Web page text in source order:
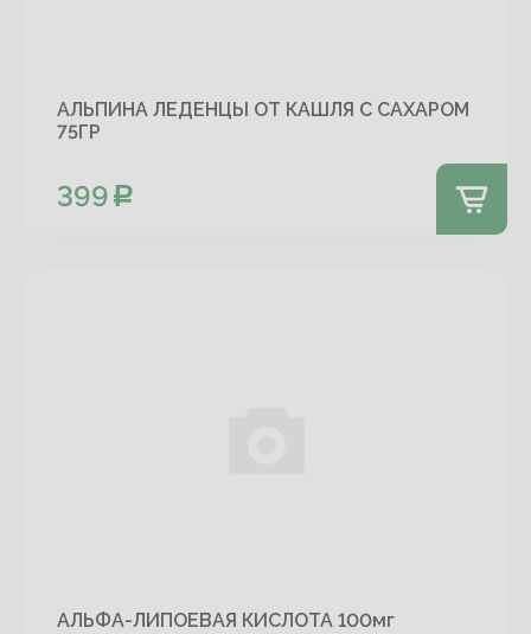
АЛЬПИНА ЛЕДЕНЦЫ ОТ КАШЛЯ С САХАРОМ
75ГР
399
АЛЬФА-ЛИПОЕВАЯ КИСЛОТА 100мг